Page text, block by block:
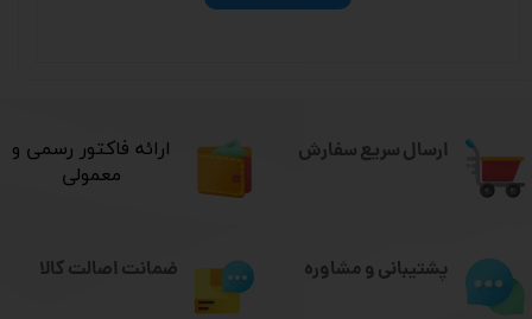
ارسال سریع سفارش
​ارائه فاکتور رسمی و
معمولی
پشتیبانی و مشاوره ضمانت اصالت کالا